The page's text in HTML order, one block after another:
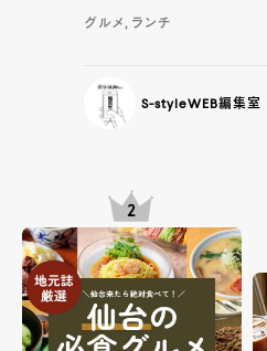
グルメ, ランチ
S-styleWEB編集室